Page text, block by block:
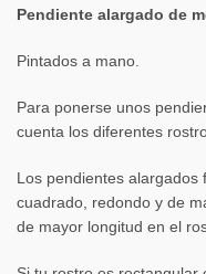
Pendiente alargado de
Pintados a mano.
Para ponerse unos
cuenta los diferentes
Los pendientes
cuadrado, redondo y de
de mayor longitud en el